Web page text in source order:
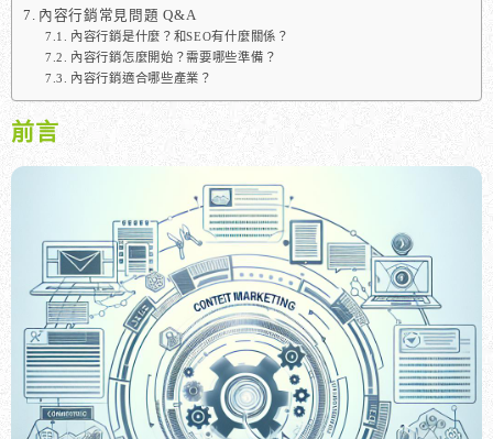
內容行銷常見問題 Q&A
內容行銷是什麼？和SEO有什麼關係？
內容行銷怎麼開始？需要哪些準備？
內容行銷適合哪些產業？
前言